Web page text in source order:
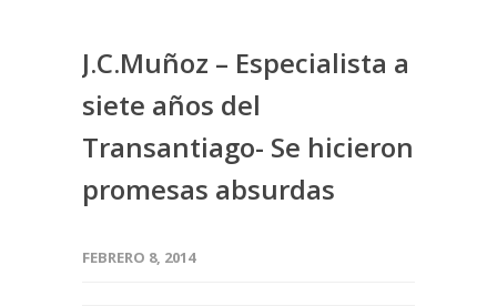
J.C.Muñoz – Especialista a
siete años del
Transantiago- Se hicieron
promesas absurdas
FEBRERO 8, 2014